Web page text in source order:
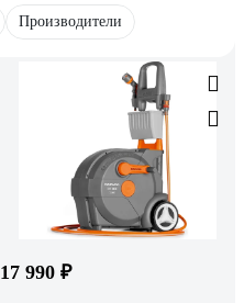
Производители
17 990 ₽